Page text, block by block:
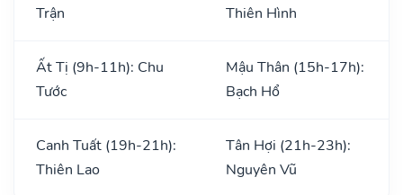
Trận
Thiên Hình
Ất Tị (9h-11h): Chu
Tước
Mậu Thân (15h-17h):
Bạch Hổ
Canh Tuất (19h-21h):
Thiên Lao
Tân Hợi (21h-23h):
Nguyên Vũ